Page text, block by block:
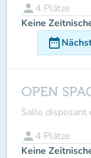
person 4 Plätze
Keine
date_range
OPEN
Salle disposant
person 4 Plätze
Keine